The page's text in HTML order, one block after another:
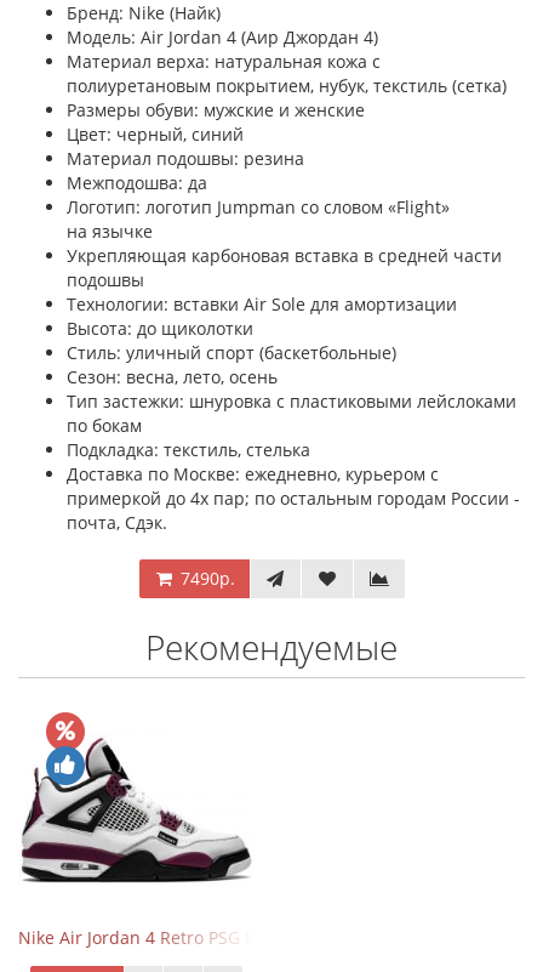
Бренд: Nike (Найк)
Модель: Air Jordan 4 (Аир Джордан 4)
Материал верха: натуральная кожа с
полиуретановым покрытием, нубук, текстиль (сетка)
Размеры обуви: мужские и женские
Цвет: черный, синий
Материал подошвы: резина
Межподошва: да
Логотип: логотип Jumpman со словом «Flight»
на язычке
Укрепляющая карбоновая вставка в средней части
подошвы
Технологии: вставки Air Sole для амортизации
Высота: до щиколотки
Стиль: уличный спорт (баскетбольные)
Сезон: весна, лето, осень
Тип застежки: шнуровка с пластиковыми лейслоками
по бокам
Подкладка: текстиль, стелька
Доставка по Москве: ежедневно, курьером с
примеркой до 4х пар; по остальным городам России -
почта, Сдэк.
7490р.
Рекомендуемые
Nike Air Jordan 4 Retro PSG Paris Saint-Germain